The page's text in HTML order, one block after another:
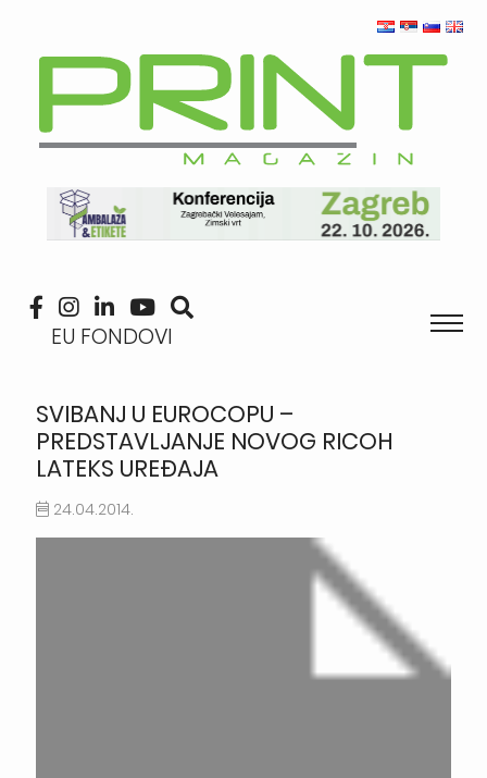
EU FONDOVI
SVIBANJ U EUROCOPU –
PREDSTAVLJANJE NOVOG RICOH
LATEKS UREĐAJA
24.04.2014.